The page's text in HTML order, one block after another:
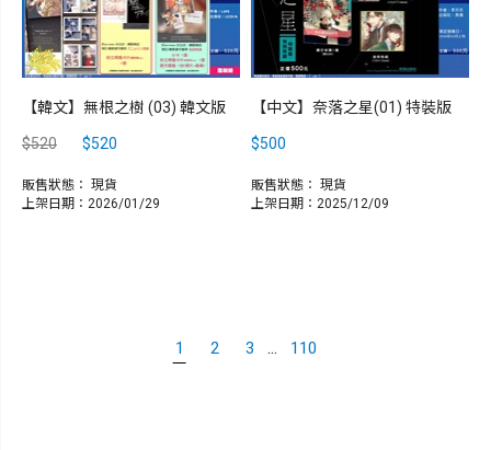
【韓文】無根之樹 (03) 韓文版
$520 $520
販售狀態： 現貨
上架日期：2026/01/29
【中文】奈落之星(01) 特裝版
$500
販售狀態： 現貨
上架日期：2025/12/09
1 2 3 ... 110